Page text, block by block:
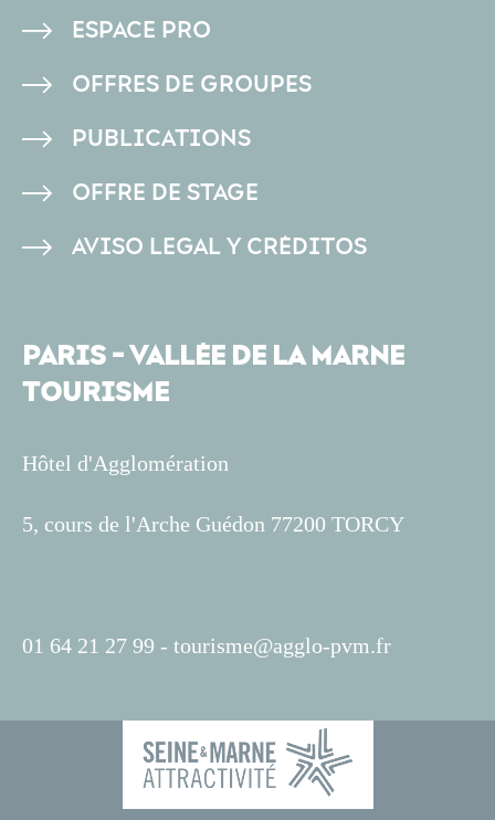
PIED
DE
ESPACE PRO
OFFRES DE GROUPES
PUBLICATIONS
OFFRE DE STAGE
AVISO LEGAL Y CRÉDITOS
PARIS - VALLÉE DE LA MARNE
TOURISME
Hôtel d'Agglomération
5, cours de l'Arche Guédon 77200 TORCY
01 64 21 27 99 - tourisme@agglo-pvm.fr